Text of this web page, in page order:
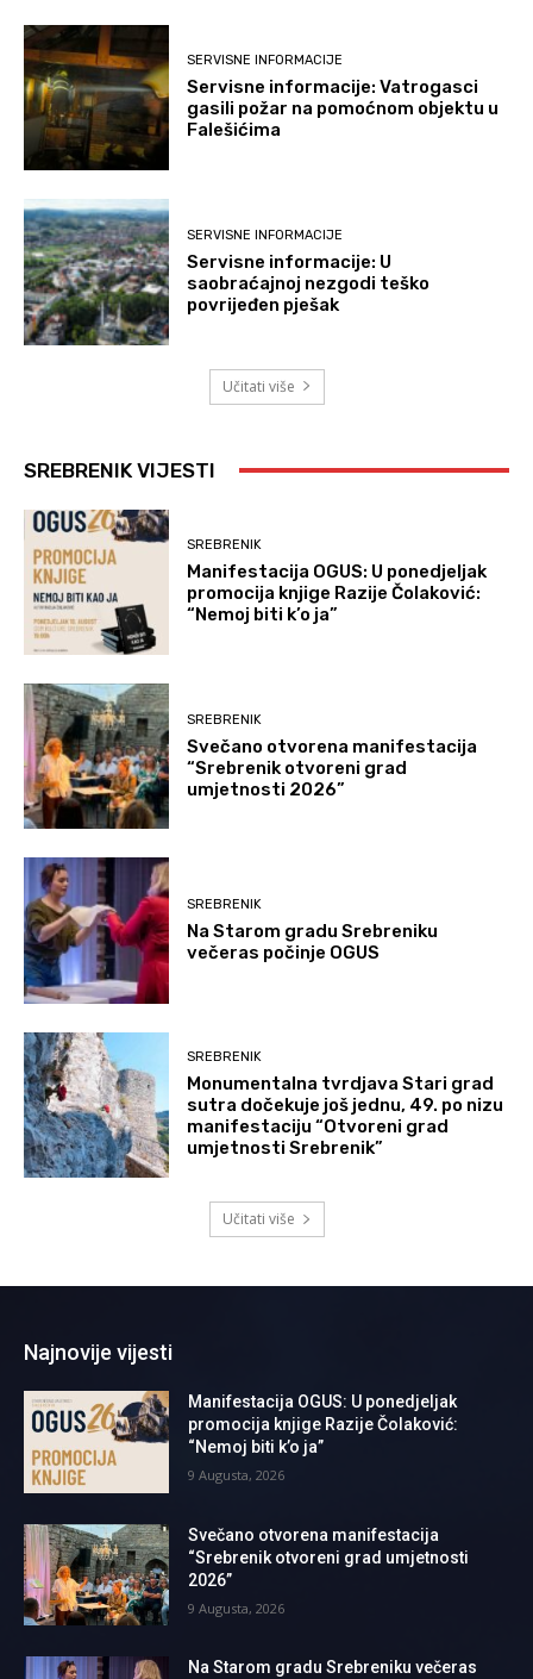
SERVISNE INFORMACIJE
Servisne informacije: Vatrogasci
gasili požar na pomoćnom objektu u
Falešićima
SERVISNE INFORMACIJE
Servisne informacije: U
saobraćajnoj nezgodi teško
povrijeđen pješak
Učitati više
SREBRENIK VIJESTI
SREBRENIK
Manifestacija OGUS: U ponedjeljak
promocija knjige Razije Čolaković:
“Nemoj biti k’o ja”
SREBRENIK
Svečano otvorena manifestacija
“Srebrenik otvoreni grad
umjetnosti 2026”
SREBRENIK
Na Starom gradu Srebreniku
večeras počinje OGUS
SREBRENIK
Monumentalna tvrdjava Stari grad
sutra dočekuje još jednu, 49. po nizu
manifestaciju “Otvoreni grad
umjetnosti Srebrenik”
Učitati više
Najnovije vijesti
Manifestacija OGUS: U ponedjeljak
promocija knjige Razije Čolaković:
“Nemoj biti k’o ja”
9 Augusta, 2026
Svečano otvorena manifestacija
“Srebrenik otvoreni grad umjetnosti
2026”
9 Augusta, 2026
Na Starom gradu Srebreniku večeras